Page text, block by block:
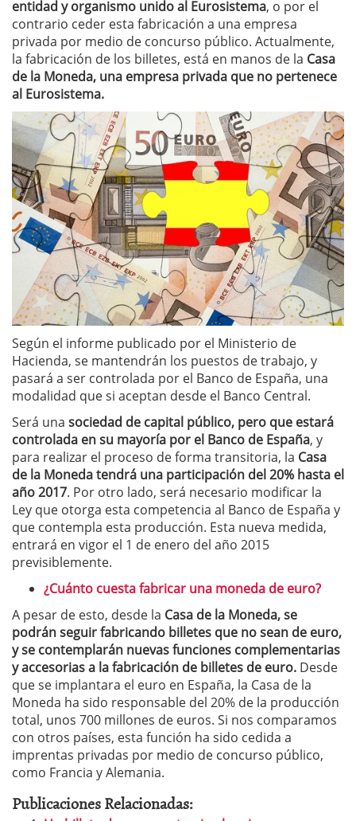
entidad y organismo unido al Eurosistema, o por el
contrario ceder esta fabricación a una empresa
privada por medio de concurso público. Actualmente,
la fabricación de los billetes, está en manos de la Casa
de la Moneda, una empresa privada que no pertenece
al Eurosistema.
Según el informe publicado por el Ministerio de
Hacienda, se mantendrán los puestos de trabajo, y
pasará a ser controlada por el Banco de España, una
modalidad que si aceptan desde el Banco Central.
Será una sociedad de capital público, pero que estará
controlada en su mayoría por el Banco de España, y
para realizar el proceso de forma transitoria, la Casa
de la Moneda tendrá una participación del 20% hasta el
año 2017. Por otro lado, será necesario modificar la
Ley que otorga esta competencia al Banco de España y
que contempla esta producción. Esta nueva medida,
entrará en vigor el 1 de enero del año 2015
previsiblemente.
¿Cuánto cuesta fabricar una moneda de euro?
A pesar de esto, desde la Casa de la Moneda, se
podrán seguir fabricando billetes que no sean de euro,
y se contemplarán nuevas funciones complementarias
y accesorias a la fabricación de billetes de euro. Desde
que se implantara el euro en España, la Casa de la
Moneda ha sido responsable del 20% de la producción
total, unos 700 millones de euros. Si nos comparamos
con otros países, esta función ha sido cedida a
imprentas privadas por medio de concurso público,
como Francia y Alemania.
Publicaciones Relacionadas: